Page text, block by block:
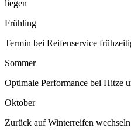
liegen
Frühling
Termin bei Reifenservice
Sommer
Optimale Performance bei Hitze
Oktober
Zurück auf Winterreifen wechseln